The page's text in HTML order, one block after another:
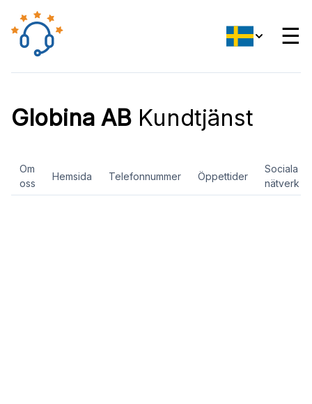
☰
Globina AB Kundtjänst
Om
oss
Hemsida Telefonnummer Öppettider
Sociala
nätverk